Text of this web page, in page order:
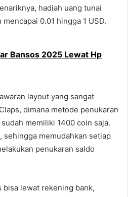
hadiah uang tunai
0.01 hingga 1 USD.
Bansos 2025 Lewat Hp
layout yang sangat
dimana metode penukaran
memiliki 1400 coin saja.
memudahkan setiap
penukaran saldo
bisa lewat rekening bank,